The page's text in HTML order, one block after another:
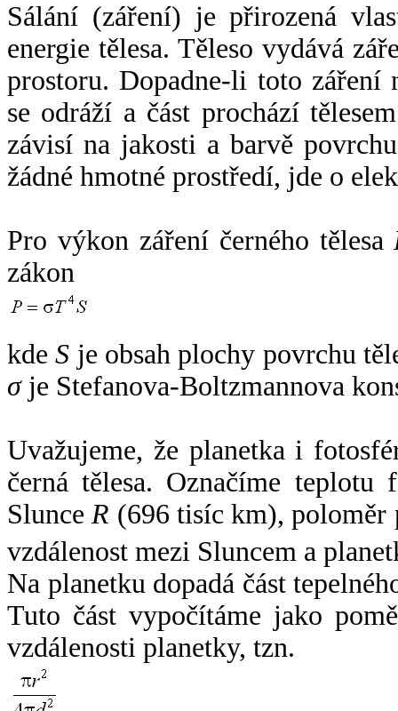
Sálání (záření) je přirozená
energie tělesa. Těleso vydává
prostoru. Dopadne-li toto záření
se odráží a část prochází
závisí na jakosti a barvě
žádné hmotné prostředí, jde o
Pro výkon záření černého tělesa
zákon
kdeS je obsah plochy povrchu
σje Stefanova-Boltzmannova
Uvažujeme, že planetka i
černá tělesa. Označíme
SlunceR (696 tisíc km),
vzdálenost mezi Sluncem a
Na planetku dopadá část
Tuto část vypočítáme jako
vzdálenosti planetky, tzn.